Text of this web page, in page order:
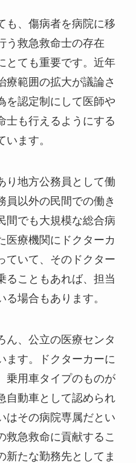
も、傷病者を病院に移
う救急救命士の存在
とても重要です。近年
療範囲の拡大が議論さ
を認定制にして医師や
士も行えるようにする
ます。
り地方公務員として働
員以外の民間での働き
間でも大規模な総合病
医療機関にドクターカ
ていて、そのドクター
ることもあれば、担当
場合もあります。
ん、公立の医療センタ
ます。ドクターカーに
乗用車タイプのものが
自動車として認められ
はその病院専属だとい
救急救命に貢献するこ
新たな勤務先としてま